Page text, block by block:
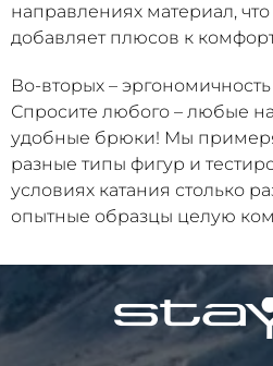
направлениях материал,
добавляет плюсов к
Во-вторых –
Спросите любого – любые
удобные брюки! Мы
разные типы фигур и
условиях катания столько
опытные образцы целую